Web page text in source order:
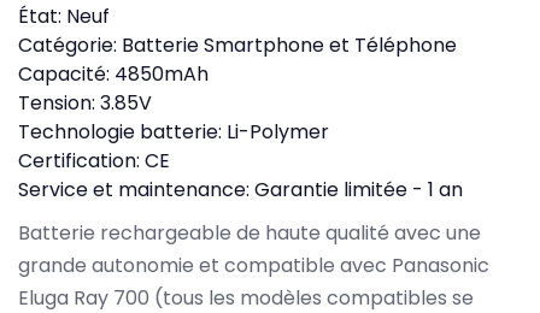
État: Neuf
Catégorie: Batterie Smartphone et Téléphone
Capacité: 4850mAh
Tension: 3.85V
Technologie batterie: Li-Polymer
Certification: CE
Service et maintenance: Garantie limitée - 1 an
Batterie rechargeable de haute qualité avec une
grande autonomie et compatible avec Panasonic
Eluga Ray 700 (tous les modèles compatibles se